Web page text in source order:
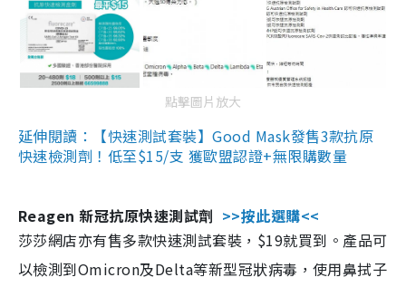
點擊圖片放大
延伸閱讀：【快速測試套裝】Good Mask發售3款抗原
快速檢測劑！低至$15/支 獲歐盟認證+無限購數量
Reagen 新冠抗原快速測試劑 >>按此選購<<
莎莎網店亦有售多款快速測試套裝，$19就買到。產品可
以檢測到Omicron及Delta等新型冠狀病毒，使用鼻拭子